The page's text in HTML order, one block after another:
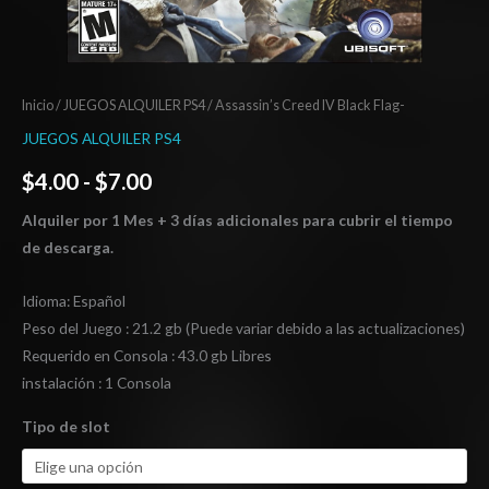
Inicio/ JUEGOS ALQUILER PS4/ Assassin’s Creed IV Black Flag-
JUEGOS ALQUILER PS4
$4.00 - $7.00
Alquiler por 1 Mes + 3 días adicionales para cubrir el tiempo
de descarga.
Idioma: Español
Peso del Juego : 21.2 gb (Puede variar debido a las actualizaciones)
Requerido en Consola : 43.0 gb Libres
instalación : 1 Consola
Tipo de slot